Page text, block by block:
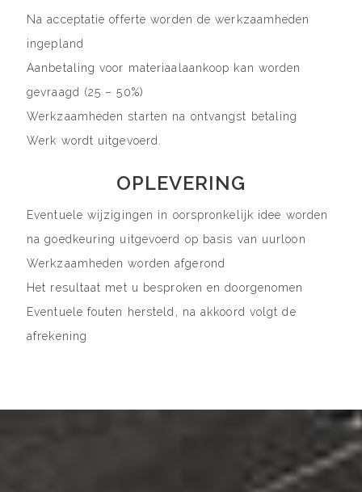
Na acceptatie offerte worden de werkzaamheden
ingepland
Aanbetaling voor materiaalaankoop kan worden
gevraagd (25 – 50%)
Werkzaamheden starten na ontvangst betaling
Werk wordt uitgevoerd.
OPLEVERING
Eventuele wijzigingen in oorspronkelijk idee worden
na goedkeuring uitgevoerd op basis van uurloon
Werkzaamheden worden afgerond
Het resultaat met u besproken en doorgenomen
Eventuele fouten hersteld, na akkoord volgt de
afrekening